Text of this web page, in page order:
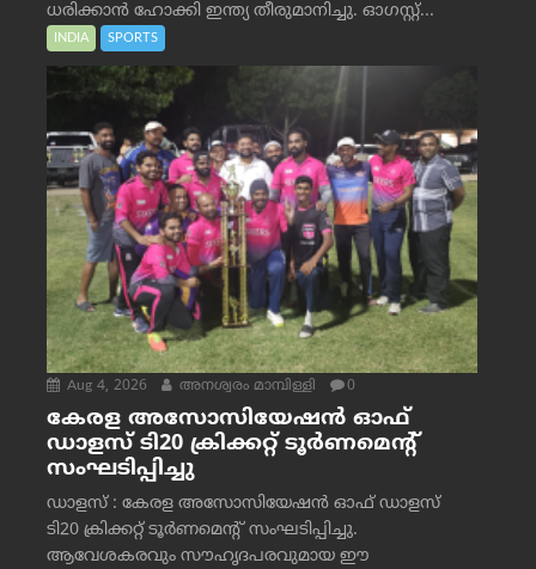
ധരിക്കാൻ ഹോക്കി ഇന്ത്യ തീരുമാനിച്ചു. ഓഗസ്റ്റ്...
INDIA SPORTS
Aug 4, 2026 അനശ്വരം മാമ്പിള്ളി 0
കേരള അസോസിയേഷൻ ഓഫ്
ഡാളസ് ടി20 ക്രിക്കറ്റ് ടൂർണമെന്റ്
സംഘടിപ്പിച്ചു
ഡാളസ് : കേരള അസോസിയേഷൻ ഓഫ് ഡാളസ്
ടി20 ക്രിക്കറ്റ് ടൂർണമെന്റ് സംഘടിപ്പിച്ചു.
ആവേശകരവും സൗഹൃദപരവുമായ ഈ